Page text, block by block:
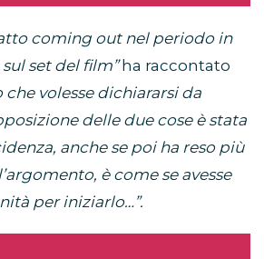
coming out nel periodo in
set del film”ha raccontato
che volesse dichiararsi da
delle due cose è stata
anche se poi ha reso più
è come se avesse
per iniziarlo…”.